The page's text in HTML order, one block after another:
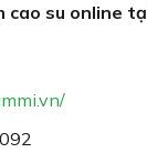
cao su online